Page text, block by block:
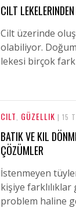
CILT
Cilt üzerinde
olabiliyor.
lekesi birçok
CILT GÜZELLIK | 15
BATIK VE KIL
ÇÖZÜMLER
İstenmeyen
kişiye
problem haline